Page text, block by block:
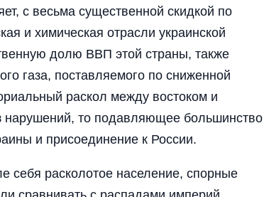
с весьма существенной скидкой по
и химическая отрасли украинской
долю ВВП этой страны, также
газа, поставляемого по сниженной
раскол между востоком и
нарушений, то подавляющее большинство
и присоединение к России.
себя расколотое население, спорные